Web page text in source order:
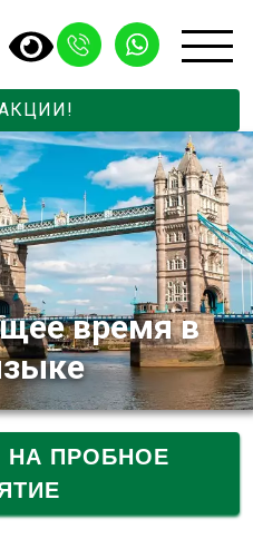
время в
НА ПРОБНОЕ